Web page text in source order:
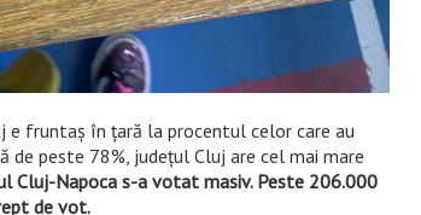
fruntaș în țară la procentul celor care au
peste 78%, județul Cluj are cel mai mare
Cluj-Napoca s-a votat masiv. Peste 206.000
de vot.